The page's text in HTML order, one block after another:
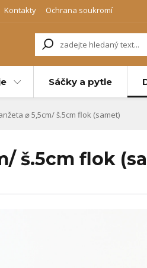
Kontakty Ochrana soukromí
Sáčky a pytle
⌀ 5,5cm/ š.5cm flok (samet)
š.5cm flok